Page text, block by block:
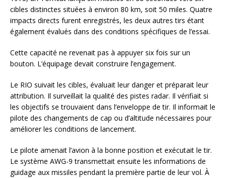
cibles distinctes situées à environ 80 km, soit 50 miles. Quatre
impacts directs furent enregistrés, les deux autres tirs étant
également évalués dans des conditions spécifiques de l’essai.
Cette capacité ne revenait pas à appuyer six fois sur un
bouton. L’équipage devait construire l’engagement.
Le RIO suivait les cibles, évaluait leur danger et préparait leur
attribution. Il surveillait la qualité des pistes radar. Il vérifiait si
les objectifs se trouvaient dans l’enveloppe de tir. Il informait le
pilote des changements de cap ou d’altitude nécessaires pour
améliorer les conditions de lancement.
Le pilote amenait l’avion à la bonne position et exécutait le tir.
Le système AWG-9 transmettait ensuite les informations de
guidage aux missiles pendant la première partie de leur vol. À